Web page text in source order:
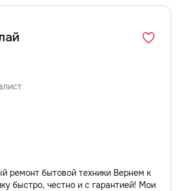
ремонт бытовой техники Вернем к
быстро, честно и с гарантией! Мои